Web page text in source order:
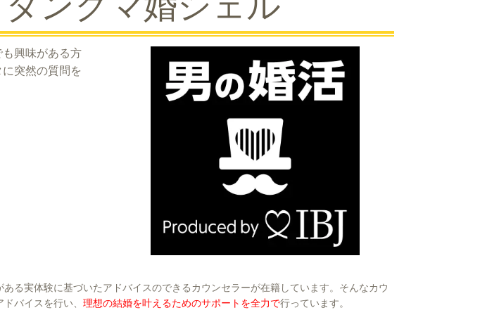
興味がある方
突然の質問を
る実体験に基づいたアドバイスのできるカウンセラーが在籍しています。そんなカウ
バイスを行い、 理想の結婚を叶えるためのサポートを全力で行っています。